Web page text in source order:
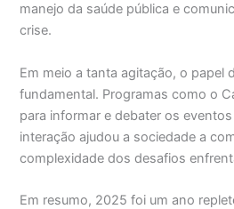
manejo da saúde pública e
crise.
Em meio a tanta agitação, o papel
fundamental. Programas como o
para informar e debater os
interação ajudou a sociedade a
complexidade dos desafios
Em resumo, 2025 foi um ano